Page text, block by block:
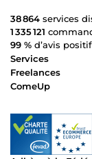
38 864 services
1 335 121
99 % d’avis
Services
Freelances
ComeUp